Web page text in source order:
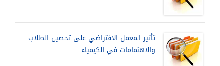
تأثير المعمل الافتراضي على تحصيل الطلاب
والاهتمامات في الكيمياء